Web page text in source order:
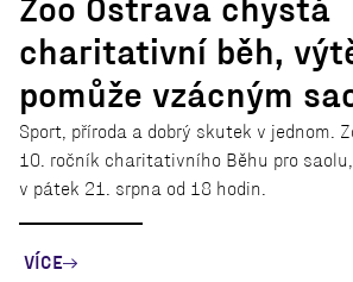
Zoo Ostrava chystá
charitativní běh,
pomůže vzácným
Sport, příroda a dobrý skutek v jednom.
10. ročník charitativního Běhu pro
v pátek 21. srpna od 18 hodin.
VÍCE